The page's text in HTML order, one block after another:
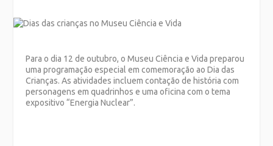
Para o dia 12 de outubro, o Museu Ciência e Vida preparou
uma programação especial em comemoração ao Dia das
Crianças. As atividades incluem contação de história com
personagens em quadrinhos e uma oficina com o tema
expositivo “Energia Nuclear”.